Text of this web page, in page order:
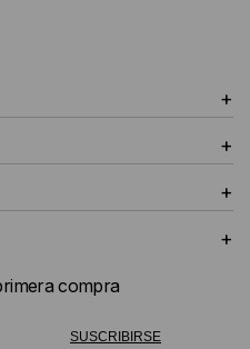
+
+
+
+
compra
SUSCRIBIRSE